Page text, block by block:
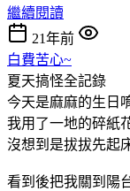
繼續閱讀
21年前
白費苦心~
夏天搞怪全記錄
今天是麻麻的生日
我用了一地的碎紙
沒想到是拔拔先起
看到後把我關到陽